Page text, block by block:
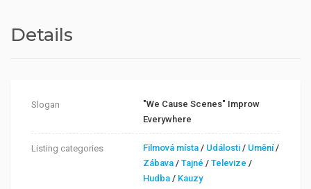
Details
Slogan
"We Cause Scenes" Improw
Everywhere
Listing categories Filmová místa / Události / Umění/
Zábava /Tajné /Televize /
Hudba / Kauzy